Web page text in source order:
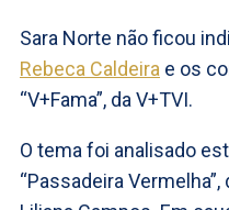
Sara Norte não ficou
Rebeca Caldeira e os
“V+Fama”, da V+TVI.
O tema foi analisado
“Passadeira